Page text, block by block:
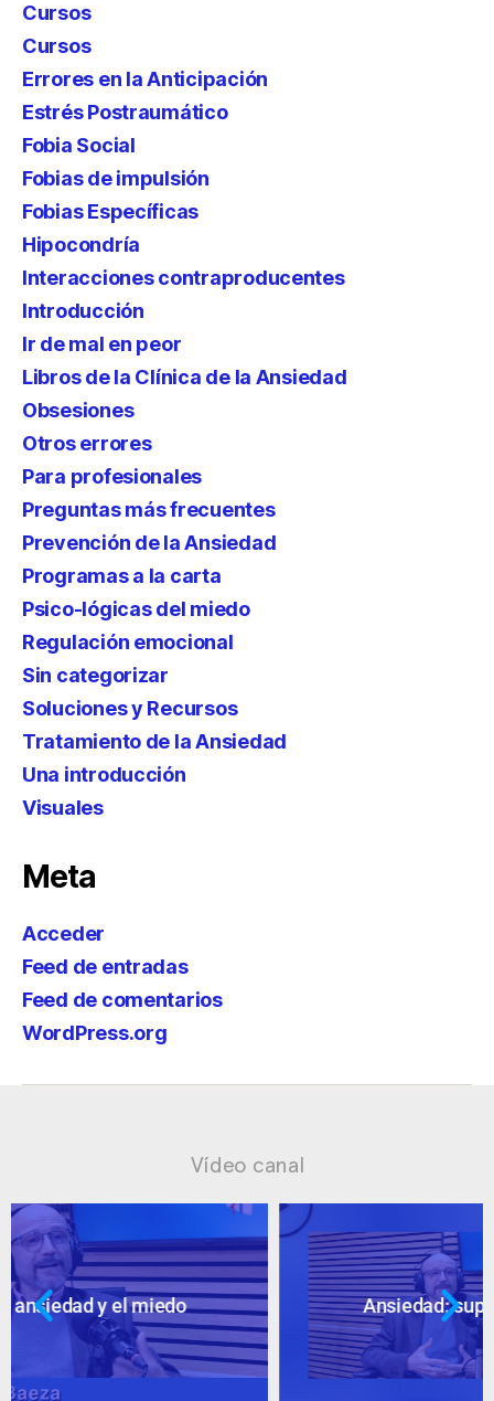
Cursos
Cursos
Errores en la Anticipación
Estrés Postraumático
Fobia Social
Fobias de impulsión
Fobias Específicas
Hipocondría
Interacciones contraproducentes
Introducción
Ir de mal en peor
Libros de la Clínica de la Ansiedad
Obsesiones
Otros errores
Para profesionales
Preguntas más frecuentes
Prevención de la Ansiedad
Programas a la carta
Psico-lógicas del miedo
Regulación emocional
Sin categorizar
Soluciones y Recursos
Tratamiento de la Ansiedad
Una introducción
Visuales
Meta
Acceder
Feed de entradas
Feed de comentarios
WordPress.org
Vídeo canal
Ansiedad: supuestos cuestionables